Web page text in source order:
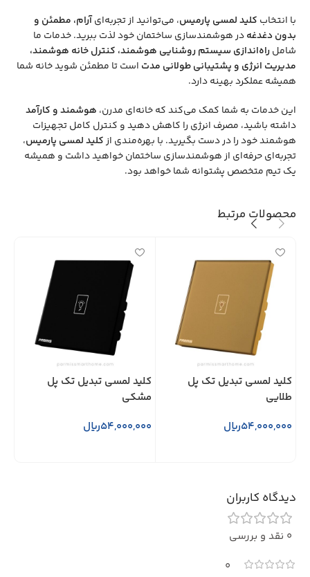
با انتخاب کلید لمسی پارمیس، می‌توانید از تجربه‌ایآرام، مطمئن و
بدون دغدغهدر هوشمندسازی ساختمان خود لذت ببرید. خدمات ما
شاملراه‌اندازی سیستم روشنایی هوشمند، کنترل خانه هوشمند،
مدیریت انرژی و پشتیبانی طولانی مدت است تا مطمئن شوید خانه شما
همیشه عملکرد بهینه دارد.
این خدمات به شما کمک می‌کند که خانه‌ای مدرن، هوشمند و کارآمد
داشته باشید، مصرف انرژی را کاهش دهید و کنترل کامل تجهیزات
هوشمند خود را در دست بگیرید. با بهره‌مندی ازکلید لمسی پارمیس،
تجربه‌ای حرفه‌ای از هوشمندسازی ساختمان خواهید داشت و همیشه
یک تیم متخصص پشتوانه شما خواهد بود.
محصولات مرتبط
کلید لمسی تبدیل تک پل
طلایی
54,000,000ریال
کلید لمسی تبدیل تک پل
مشکی
54,000,000ریال
دیدگاه کاربران
0 نقد و بررسی
0